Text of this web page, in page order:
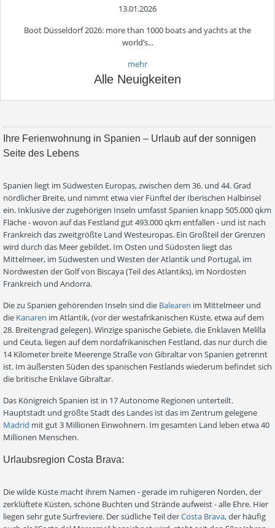
13.01.2026
Boot Düsseldorf 2026: more than 1000 boats and yachts at the
world’s...
mehr
Alle Neuigkeiten
Ihre Ferienwohnung in Spanien – Urlaub auf der sonnigen
Seite des Lebens
Spanien liegt im Südwesten Europas, zwischen dem 36. und 44. Grad
nördlicher Breite, und nimmt etwa vier Fünftel der Iberischen Halbinsel
ein. Inklusive der zugehörigen Inseln umfasst Spanien knapp 505.000 qkm
Fläche - wovon auf das Festland gut 493.000 qkm entfallen - und ist nach
Frankreich das zweitgrößte Land Westeuropas. Ein Großteil der Grenzen
wird durch das Meer gebildet. Im Osten und Südosten liegt das
Mittelmeer, im Südwesten und Westen der Atlantik und Portugal, im
Nordwesten der Golf von Biscaya (Teil des Atlantiks), im Nordosten
Frankreich und Andorra.
Die zu Spanien gehörenden Inseln sind die Balearen im Mittelmeer und
die Kanaren im Atlantik, (vor der westafrikanischen Küste, etwa auf dem
28. Breitengrad gelegen). Winzige spanische Gebiete, die Enklaven Melilla
und Ceuta, liegen auf dem nordafrikanischen Festland, das nur durch die
14 Kilometer breite Meerenge Straße von Gibraltar von Spanien getrennt
ist. Im äußersten Süden des spanischen Festlands wiederum befindet sich
die britische Enklave Gibraltar.
Das Königreich Spanien ist in 17 Autonome Regionen unterteilt.
Hauptstadt und größte Stadt des Landes ist das im Zentrum gelegene
Madrid mit gut 3 Millionen Einwohnern. Im gesamten Land leben etwa 40
Millionen Menschen.
Urlaubsregion Costa Brava:
Die wilde Küste macht ihrem Namen - gerade im ruhigeren Norden, der
zerklüftete Küsten, schöne Buchten und Strände aufweist - alle Ehre. Hier
liegen sehr gute Surfreviere. Der südliche Teil derCosta Brava, der häufig